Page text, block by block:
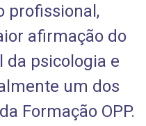
profissional,
afirmação do
da psicologia e
um dos
Formação OPP.